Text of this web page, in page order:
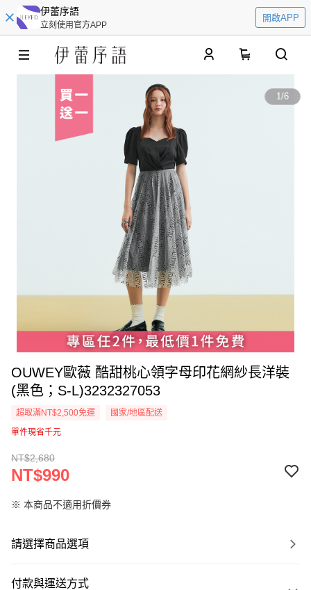
伊蕾序語
立刻使用官方APP
開啟APP
1/6
OUWEY歐薇 酷甜桃心領字母印花網紗長洋裝
(黑色；S-L)3232327053
超取滿NT$2,500免運
國家/地區配送
單件現省千元
NT$2,680
NT$990
※ 本商品不適用折價券
請選擇商品選項
付款與運送方式